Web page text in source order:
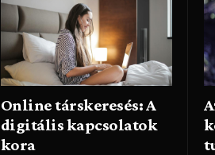
Online társkeresés: A
digitális kapcsolatok
kora